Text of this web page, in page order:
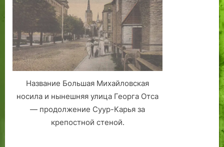
Название Большая Михайловская
носила и нынешняя улица Георга Отса
— продолжение Суур-Карья за
крепостной стеной.